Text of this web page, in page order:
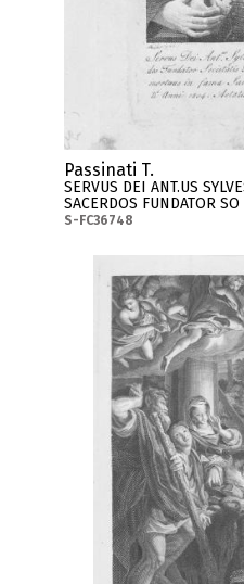
Passinati T.
SERVUS DEI ANT.US
SACERDOS FUNDATOR SO
S-FC36748